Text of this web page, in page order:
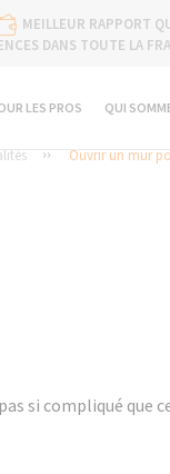
MEILLEUR RAPPORT
DANS TOUTE LA
LES PROS QUI
Ouvrir un mur